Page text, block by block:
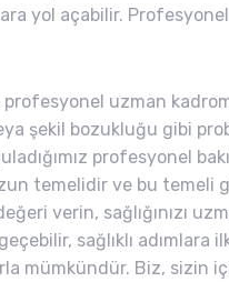
yol açabilir.
profesyonel uzman
şekil bozukluğu gibi
profesyonel
temelidir ve bu temeli
verin, sağlığınızı
sağlıklı adımlara
mümkündür. Biz, sizin